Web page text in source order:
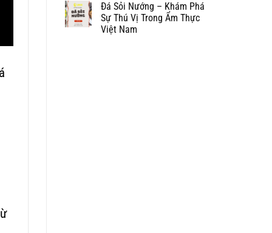
Đá Sỏi Nướng – Khám Phá
Sự Thú Vị Trong Ẩm Thực
Việt Nam